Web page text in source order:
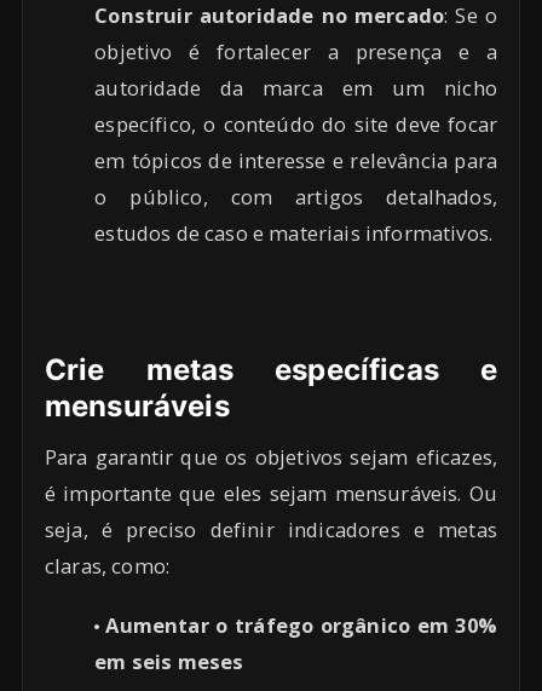
Construir autoridade no mercado: Se o
objetivo é fortalecer a presença e a
autoridade da marca em um nicho
específico, o conteúdo do site deve focar
em tópicos de interesse e relevância para
o público, com artigos detalhados,
estudos de caso e materiais informativos.
Crie metas específicas e
mensuráveis
Para garantir que os objetivos sejam eficazes,
é importante que eles sejam mensuráveis. Ou
seja, é preciso definir indicadores e metas
claras, como:
Aumentar o tráfego orgânico em 30%
em seis meses